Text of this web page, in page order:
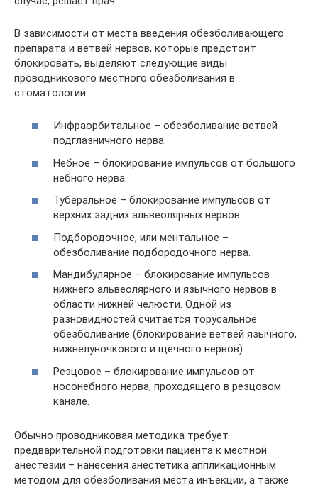
В зависимости от места введения обезболивающего
препарата и ветвей нервов, которые предстоит
блокировать, выделяют следующие виды
проводникового местного обезболивания в
стоматологии:
Инфраорбитальное – обезболивание ветвей
подглазничного нерва.
Небное – блокирование импульсов от большого
небного нерва.
Туберальное – блокирование импульсов от
верхних задних альвеолярных нервов.
Подбородочное, или ментальное –
обезболивание подбородочного нерва.
Мандибулярное – блокирование импульсов
нижнего альвеолярного и язычного нервов в
области нижней челюсти. Одной из
разновидностей считается торусальное
обезболивание (блокирование ветвей язычного,
нижнелуночкового и щечного нервов).
Резцовое – блокирование импульсов от
носонебного нерва, проходящего в резцовом
канале.
Обычно проводниковая методика требует
предварительной подготовки пациента к местной
анестезии – нанесения анестетика аппликационным
методом для обезболивания места инъекции, а также